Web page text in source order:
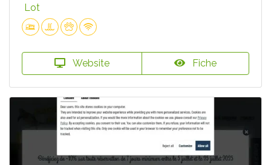
Lot
Website Fiche